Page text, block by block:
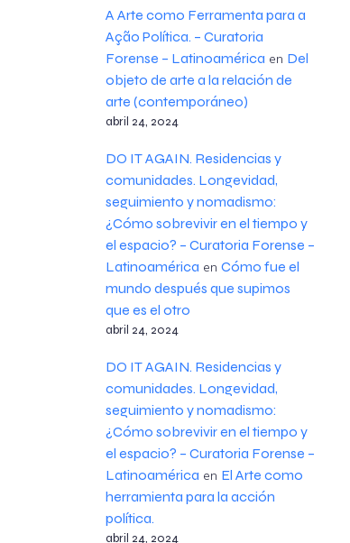
A Arte como Ferramenta para a
Ação Política. – Curatoria
Forense – Latinoamérica en Del
objeto de arte a la relación de
arte (contemporáneo)
abril 24, 2024
DO IT AGAIN. Residencias y
comunidades. Longevidad,
seguimiento y nomadismo:
¿Cómo sobrevivir en el tiempo y
el espacio? – Curatoria Forense –
Latinoamérica en Cómo fue el
mundo después que supimos
que es el otro
abril 24, 2024
DO IT AGAIN. Residencias y
comunidades. Longevidad,
seguimiento y nomadismo:
¿Cómo sobrevivir en el tiempo y
el espacio? – Curatoria Forense –
Latinoamérica en El Arte como
herramienta para la acción
política.
abril 24, 2024